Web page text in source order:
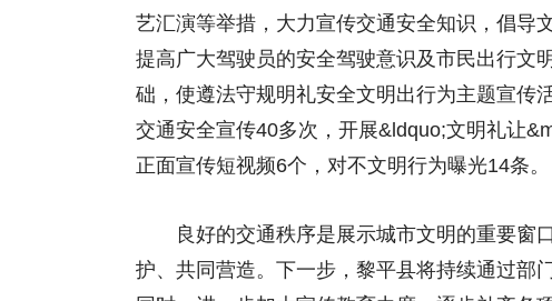
艺汇演等举措，大力宣传交通安全知识，倡导
提高广大驾驶员的安全驾驶意识及市民出行文
础，使遵法守规明礼安全文明出行为主题宣传
交通安全宣传40多次，开展&ldquo;文明礼让
正面宣传短视频6个，对不文明行为曝光14条。
良好的交通秩序是展示城市文明的重要窗
护、共同营造。下一步，黎平县将持续通过部